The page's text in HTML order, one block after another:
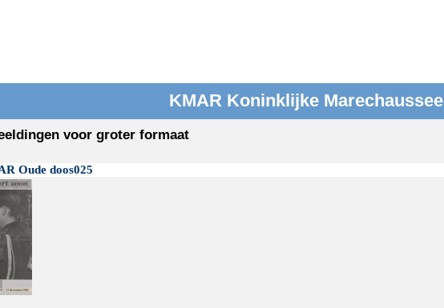
KMAR Koninklijke Marechaussee
voor groter formaat
Oude doos025